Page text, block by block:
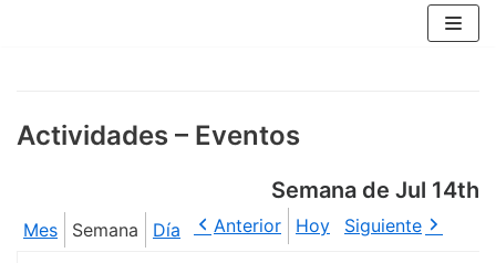
Actividades – Eventos
Semana de Jul 14th
Mes Semana Día Anterior Hoy Siguiente